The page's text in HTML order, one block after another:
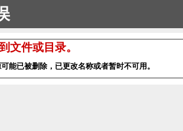
文件或目录。
能已被删除，已更改名称或者暂时不可用。